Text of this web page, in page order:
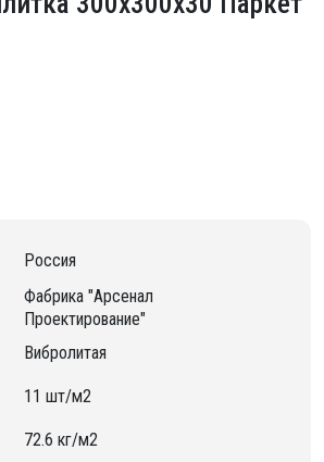
Россия
Фабрика "Арсенал
Проектирование"
Вибролитая
11 шт/м2
72.6 кг/м2